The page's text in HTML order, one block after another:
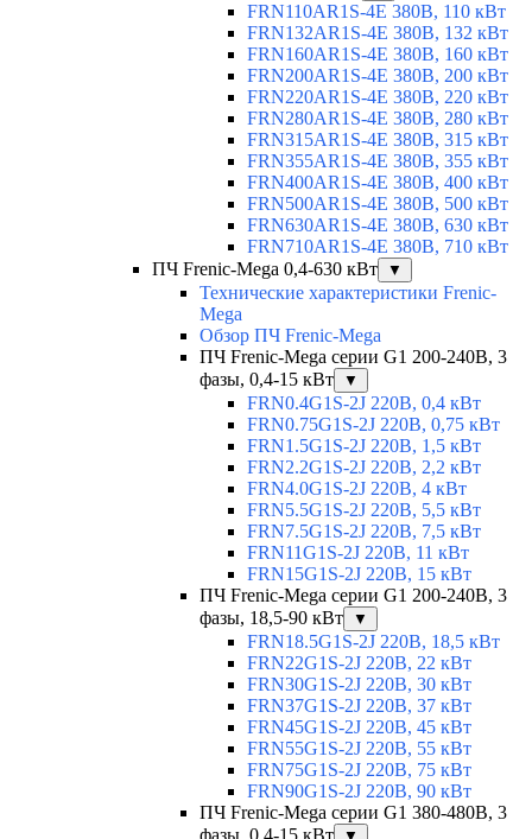
FRN110AR1S-4E 380В, 110 кВт
FRN132AR1S-4E 380В, 132 кВт
FRN160AR1S-4E 380В, 160 кВт
FRN200AR1S-4E 380В, 200 кВт
FRN220AR1S-4E 380В, 220 кВт
FRN280AR1S-4E 380В, 280 кВт
FRN315AR1S-4E 380В, 315 кВт
FRN355AR1S-4E 380В, 355 кВт
FRN400AR1S-4E 380В, 400 кВт
FRN500AR1S-4E 380В, 500 кВт
FRN630AR1S-4E 380В, 630 кВт
FRN710AR1S-4E 380В, 710 кВт
ПЧ Frenic-Mega 0,4-630 кВт
▼
Технические характеристики Frenic-
Mega
Обзор ПЧ Frenic-Mega
ПЧ Frenic-Mega серии G1 200-240В, 3
фазы, 0,4-15 кВт
▼
FRN0.4G1S-2J 220В, 0,4 кВт
FRN0.75G1S-2J 220В, 0,75 кВт
FRN1.5G1S-2J 220В, 1,5 кВт
FRN2.2G1S-2J 220В, 2,2 кВт
FRN4.0G1S-2J 220В, 4 кВт
FRN5.5G1S-2J 220В, 5,5 кВт
FRN7.5G1S-2J 220В, 7,5 кВт
FRN11G1S-2J 220В, 11 кВт
FRN15G1S-2J 220В, 15 кВт
ПЧ Frenic-Mega серии G1 200-240В, 3
фазы, 18,5-90 кВт
▼
FRN18.5G1S-2J 220В, 18,5 кВт
FRN22G1S-2J 220В, 22 кВт
FRN30G1S-2J 220В, 30 кВт
FRN37G1S-2J 220В, 37 кВт
FRN45G1S-2J 220В, 45 кВт
FRN55G1S-2J 220В, 55 кВт
FRN75G1S-2J 220В, 75 кВт
FRN90G1S-2J 220В, 90 кВт
ПЧ Frenic-Mega серии G1 380-480В, 3